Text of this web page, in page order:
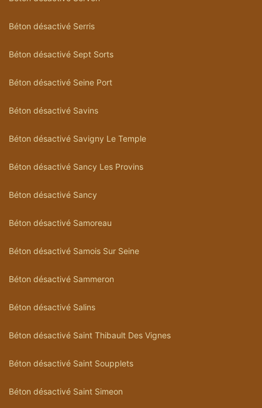
Béton désactivé Serris
Béton désactivé Sept Sorts
Béton désactivé Seine Port
Béton désactivé Savins
Béton désactivé Savigny Le Temple
Béton désactivé Sancy Les Provins
Béton désactivé Sancy
Béton désactivé Samoreau
Béton désactivé Samois Sur Seine
Béton désactivé Sammeron
Béton désactivé Salins
Béton désactivé Saint Thibault Des Vignes
Béton désactivé Saint Soupplets
Béton désactivé Saint Simeon